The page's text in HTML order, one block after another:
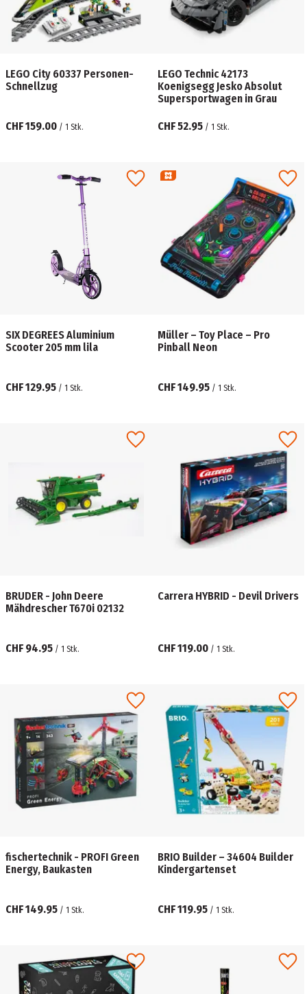
LEGO City 60337 Personen-
Schnellzug
CHF 159.00 / 1 Stk.
LEGO Technic 42173
Koenigsegg Jesko Absolut
Supersportwagen in Grau
CHF 52.95 / 1 Stk.
SIX DEGREES Aluminium
Scooter 205 mm lila
CHF 129.95 / 1 Stk.
Müller – Toy Place – Pro
Pinball Neon
CHF 149.95 / 1 Stk.
BRUDER - John Deere
Mähdrescher T670i 02132
CHF 94.95 / 1 Stk.
Carrera HYBRID - Devil Drivers
CHF 119.00 / 1 Stk.
fischertechnik - PROFI Green
Energy, Baukasten
CHF 149.95 / 1 Stk.
BRIO Builder – 34604 Builder
Kindergartenset
CHF 119.95 / 1 Stk.